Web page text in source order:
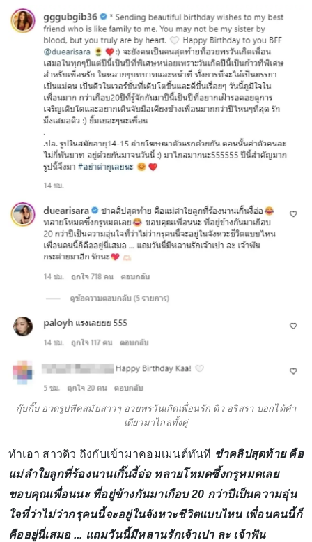
กุ๊บกิ๊บ อวดรูปพีคสมัยสาวๆ อวยพรวันเกิดเพื่อนรัก ดิว อริสรา บอกได้คำ
เดียวมาไกลทั้งคู่
ทำเอา สาวดิว ถึงกับเข้ามาคอมเมนต์ทันที ขำคลิปสุดท้าย คือ
แม่ลำใยลูกที่ร้องนานเกิ๊นงี้อ่อ ทลายโหมดซึ้งกรูหมดเลย
ขอบคุณเพื่อนนะ ที่อยู่ข้างกันมาเกือบ 20 กว่าปีเป็นความอุ่น
ใจที่ว่าไม่ว่ากรุคนนี้จะอยู่ในจังหวะชีวิตแบบไหน เพื่อนคนนี้ก็
คืออยู่นี่เสมอ ... แถมวันนี้มีหลานรักเจ้าเปา ละ เจ้าฟัน